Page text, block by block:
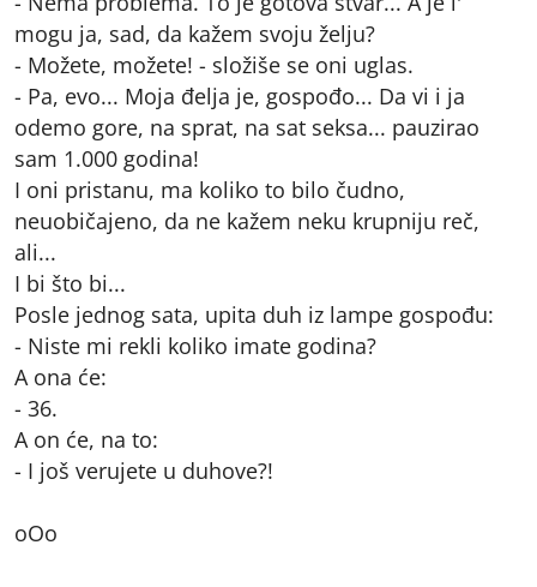
mogu ja, sad, da kažem svoju želju?
- Možete, možete! - složiše se oni uglas.
- Pa, evo... Moja đelja je, gospođo... Da vi i ja
odemo gore, na sprat, na sat seksa... pauzirao
sam 1.000 godina!
I oni pristanu, ma koliko to bilo čudno,
neuobičajeno, da ne kažem neku krupniju reč,
ali...
I bi što bi...
Posle jednog sata, upita duh iz lampe gospođu:
- Niste mi rekli koliko imate godina?
A ona će:
- 36.
A on će, na to:
- I još verujete u duhove?!
oOo